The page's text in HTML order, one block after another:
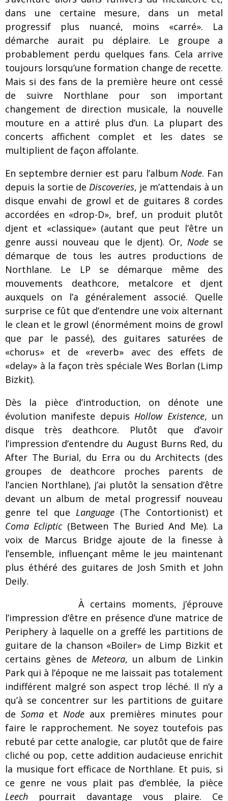
dans une certaine mesure, dans un metal
progressif plus nuancé, moins «carré». La
démarche aurait pu déplaire. Le groupe a
probablement perdu quelques fans. Cela arrive
toujours lorsqu’une formation change de recette.
Mais si des fans de la première heure ont cessé
de suivre Northlane pour son important
changement de direction musicale, la nouvelle
mouture en a attiré plus d’un. La plupart des
concerts affichent complet et les dates se
multiplient de façon affolante.
En septembre dernier est paru l’albumNode. Fan
depuis la sortie de Discoveries, je m’attendais à un
disque envahi de growl et de guitares 8 cordes
accordées en «drop-D», bref, un produit plutôt
djent et «classique» (autant que peut l’être un
genre aussi nouveau que le djent). Or, Node se
démarque de tous les autres productions de
Northlane. Le LP se démarque même des
mouvements deathcore, metalcore et djent
auxquels on l’a généralement associé. Quelle
surprise ce fût que d’entendre une voix alternant
le clean et le growl (énormément moins de growl
que par le passé), des guitares saturées de
«chorus» et de «reverb» avec des effets de
«delay» à la façon très spéciale Wes Borlan (Limp
Bizkit).
Dès la pièce d’introduction, on dénote une
évolution manifeste depuisHollow Existence, un
disque très deathcore. Plutôt que d’avoir
l’impression d’entendre du August Burns Red, du
After The Burial, du Erra ou du Architects (des
groupes de deathcore proches parents de
l’ancien Northlane), j’ai plutôt la sensation d’être
devant un album de metal progressif nouveau
genre tel que Language (The Contortionist) et
Coma Ecliptic(Between The Buried And Me). La
voix de Marcus Bridge ajoute de la finesse à
l’ensemble, influençant même le jeu maintenant
plus éthéré des guitares de Josh Smith et John
Deily.
À certains moments, j’éprouve
l’impression d’être en présence d’une matrice de
Periphery à laquelle on a greffé les partitions de
guitare de la chanson «Boiler» de Limp Bizkit et
certains gènes de Meteora, un album de Linkin
Park qui à l’époque ne me laissait pas totalement
indifférent malgré son aspect trop léché. Il n’y a
qu’à se concentrer sur les partitions de guitare
de Soma et Node aux premières minutes pour
faire le rapprochement. Ne soyez toutefois pas
rebuté par cette analogie, car plutôt que de faire
cliché ou pop, cette addition audacieuse enrichit
la musique fort efficace de Northlane. Et puis, si
ce genre ne vous plait pas d’emblée, la pièce
Leech pourrait davantage vous plaire. Ce